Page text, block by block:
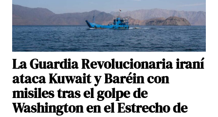
La Guardia Revolucionaria iraní
ataca Kuwait y Baréin con
misiles tras el golpe de
Washington en el Estrecho de